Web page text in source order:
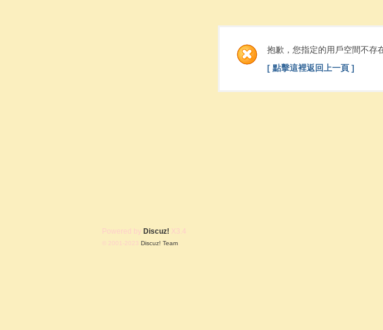
抱歉，您指定的用戶空間不存
[ 點擊這裡返回上一頁 ]
Powered by Discuz! X3.4
© 2001-2023 Discuz! Team